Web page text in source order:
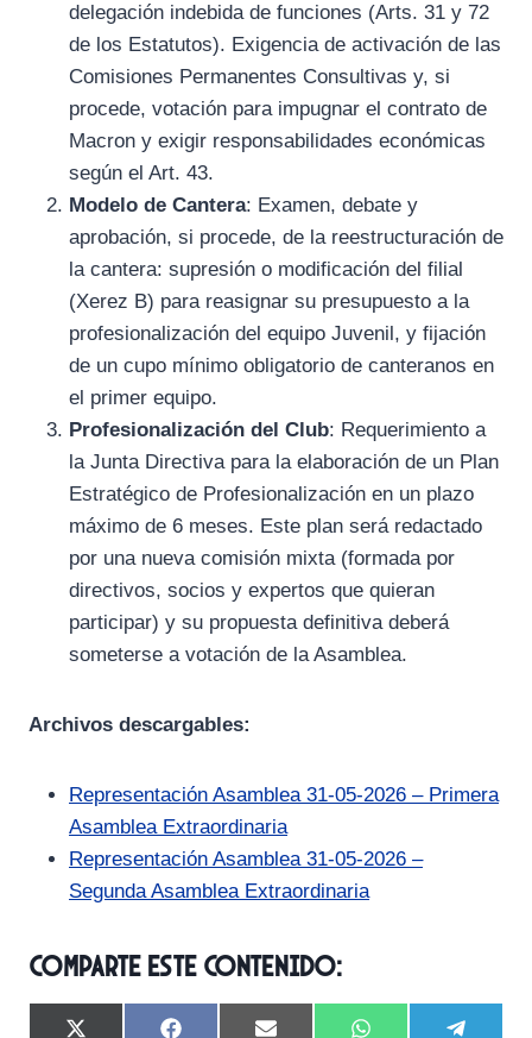
delegación indebida de funciones (Arts. 31 y 72
de los Estatutos). Exigencia de activación de las
Comisiones Permanentes Consultivas y, si
procede, votación para impugnar el contrato de
Macron y exigir responsabilidades económicas
según el Art. 43.
Modelo de Cantera: Examen, debate y
aprobación, si procede, de la reestructuración de
la cantera: supresión o modificación del filial
(Xerez B) para reasignar su presupuesto a la
profesionalización del equipo Juvenil, y fijación
de un cupo mínimo obligatorio de canteranos en
el primer equipo.
Profesionalización del Club: Requerimiento a
la Junta Directiva para la elaboración de un Plan
Estratégico de Profesionalización en un plazo
máximo de 6 meses. Este plan será redactado
por una nueva comisión mixta (formada por
directivos, socios y expertos que quieran
participar) y su propuesta definitiva deberá
someterse a votación de la Asamblea.
Archivos descargables:
Representación Asamblea 31-05-2026 – Primera
Asamblea Extraordinaria
Representación Asamblea 31-05-2026 –
Segunda Asamblea Extraordinaria
Comparte este contenido: